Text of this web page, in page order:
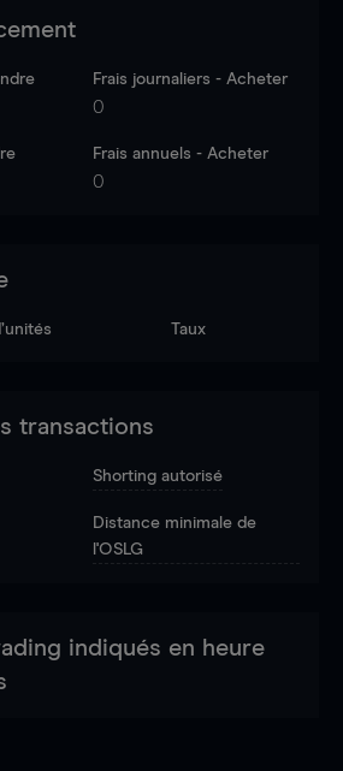
Frais journaliers - Acheter
0
Frais annuels - Acheter
0
Taux
transactions
Shorting autorisé
Distance minimale de
l'OSLG
indiqués en heure